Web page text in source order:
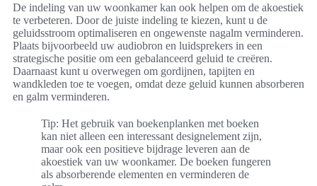
De indeling van uw woonkamer kan ook helpen om de akoestiek
te verbeteren. Door de juiste indeling te kiezen, kunt u de
geluidsstroom optimaliseren en ongewenste nagalm verminderen.
Plaats bijvoorbeeld uw audiobron en luidsprekers in een
strategische positie om een gebalanceerd geluid te creëren.
Daarnaast kunt u overwegen om gordijnen, tapijten en
wandkleden toe te voegen, omdat deze geluid kunnen absorberen
en galm verminderen.
Tip: Het gebruik van boekenplanken met boeken
kan niet alleen een interessant designelement zijn,
maar ook een positieve bijdrage leveren aan de
akoestiek van uw woonkamer. De boeken fungeren
als absorberende elementen en verminderen de